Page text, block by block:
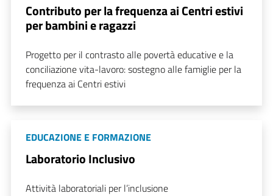
Contributo per la frequenza ai Centri estivi
per bambini e ragazzi
Progetto per il contrasto alle povertà educative e la
conciliazione vita-lavoro: sostegno alle famiglie per la
frequenza ai Centri estivi
EDUCAZIONE E FORMAZIONE
Laboratorio Inclusivo
Attività laboratoriali per l’inclusione